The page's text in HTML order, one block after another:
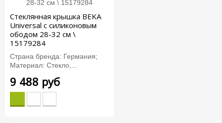
Стеклянная крышка BEKA
Universal с силиконовым
ободом 28-32 см \
15179284
Страна бренда: Германия;
Материал: Стекло,...
9 488 руб